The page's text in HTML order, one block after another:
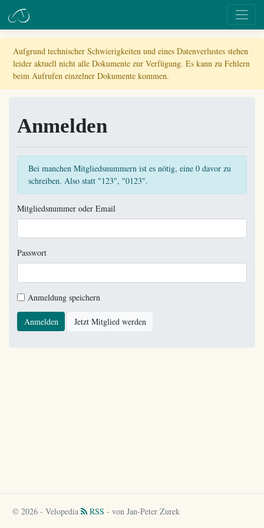
Aufgrund technischer Schwierigkeiten und eines Datenverlustes stehen
leider aktuell nicht alle Dokumente zur Verfügung. Es kann zu Fehlern
beim Aufrufen einzelner Dokumente kommen.
Anmelden
Bei manchen Mitgliedsnummern ist es nötig, eine 0 davor zu
schreiben. Also statt "123", "0123".
Mitgliedsnummer oder Email
Passwort
Anmeldung speichern
Anmelden Jetzt Mitglied werden
© 2026 - Velopedia RSS - von Jan-Peter Zurek